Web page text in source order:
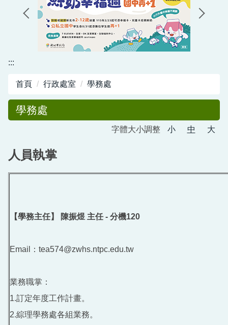
行政處室
家長會
媒體報導專區
正常教學專區
輔導活動專區
會計專區
:::
首頁 行政處室 學務處
學務處
字體大小調整 小 中 大
人員執掌
【學務主任】 陳振煜 主任 - 分機120
Email：tea574@zwhs.ntpc.edu.tw
業務職掌：
1.訂定年度工作計畫。
2.綜理學務處各組業務。